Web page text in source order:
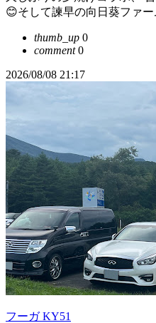
😊そして諫早の向日葵ファ
thumb_up 0
comment0
2026/08/08 21:17
フーガ KY51